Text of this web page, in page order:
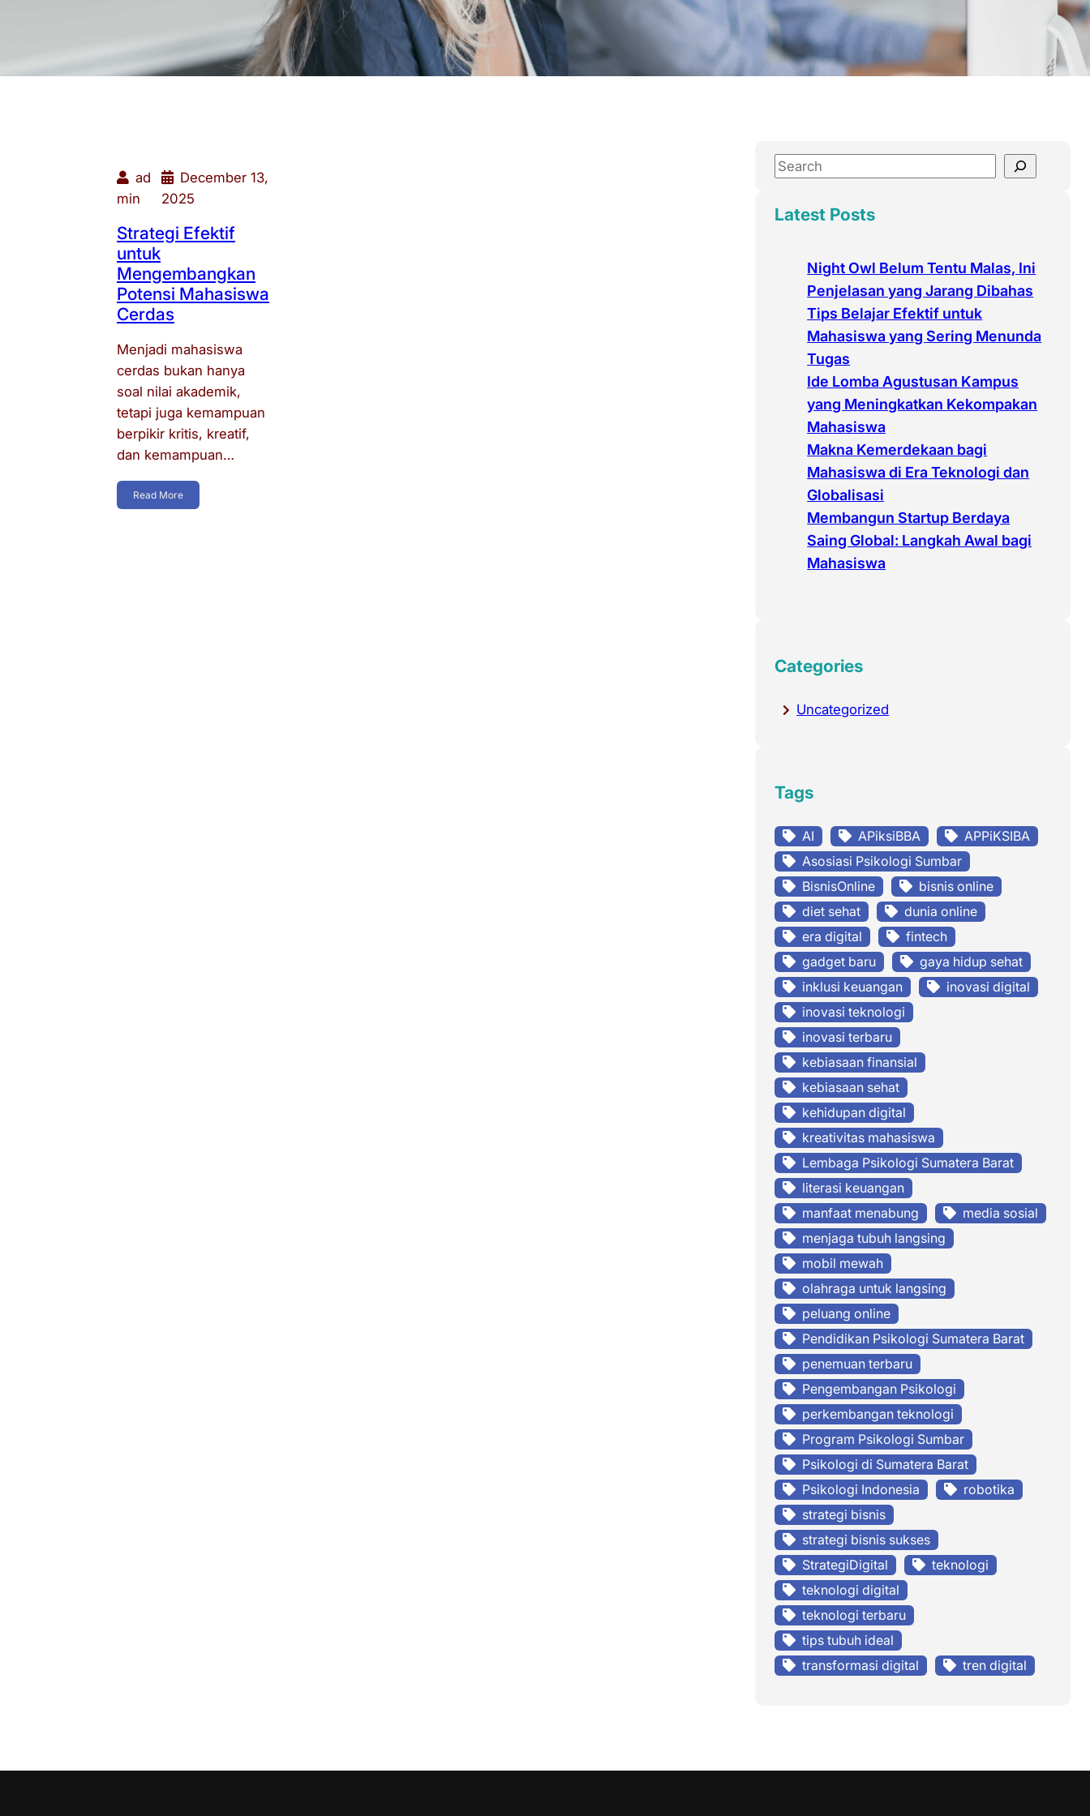
ad
min
December 13,
2025
Strategi Efektif
untuk
Mengembangkan
Potensi Mahasiswa
Cerdas
Menjadi mahasiswa
cerdas bukan hanya
soal nilai akademik,
tetapi juga kemampuan
berpikir kritis, kreatif,
dan kemampuan…
Read More
S
aLatest Posts
Night Owl Belum Tentu Malas, Ini
Penjelasan yang Jarang Dibahas
Tips Belajar Efektif untuk
Mahasiswa yang Sering Menunda
Tugas
Ide Lomba Agustusan Kampus
yang Meningkatkan Kekompakan
Mahasiswa
Makna Kemerdekaan bagi
Mahasiswa di Era Teknologi dan
Globalisasi
Membangun Startup Berdaya
Saing Global: Langkah Awal bagi
Mahasiswa
Categories
Uncategorized
Tags
AI APiksiBBA
APPiKSIBA
Asosiasi Psikologi Sumbar
BisnisOnline
bisnis online
diet sehat
dunia online
era digital
fintech
gadget baru
gaya hidup sehat
inklusi keuangan
inovasi digital
inovasi teknologi
inovasi terbaru
kebiasaan finansial
kebiasaan sehat
kehidupan digital
kreativitas mahasiswa
Lembaga Psikologi Sumatera Barat
literasi keuangan
manfaat menabung
media sosial
menjaga tubuh langsing
mobil mewah
olahraga untuk langsing
peluang online
Pendidikan Psikologi Sumatera Barat
penemuan terbaru
Pengembangan Psikologi
perkembangan teknologi
Program Psikologi Sumbar
Psikologi di Sumatera Barat
Psikologi Indonesia
robotika
strategi bisnis
strategi bisnis sukses
StrategiDigital
teknologi
teknologi digital
teknologi terbaru
tips tubuh ideal
transformasi digital
tren digital